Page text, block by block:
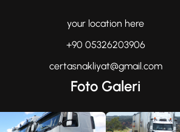
your location here
+90 05326203906
certasnakliyat@gmail.com
Foto Galeri